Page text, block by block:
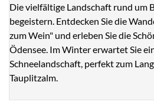
Die vielfältige Landschaft rund um
begeistern. Entdecken Sie die
zum Wein" und erleben Sie die
Ödensee. Im Winter erwartet Sie
Schneelandschaft, perfekt zum
Tauplitzalm.